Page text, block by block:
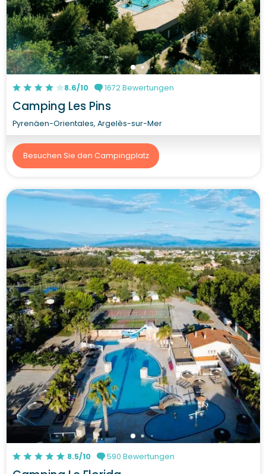
8.6/10 1672 Bewertungen
Camping Les Pins
Pyrenäen-Orientales, Argelès-sur-Mer
Besuchen Sie den Campingplatz
8.5/10 590 Bewertungen